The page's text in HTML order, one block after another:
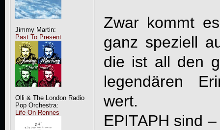
Jimmy Martin:
Past To Present
Olli & The London Radio
Pop Orchestra:
Life On Rennes
Zwar kommt
ganz speziell
die ist all den
legendären
wert.
EPITAPH sind